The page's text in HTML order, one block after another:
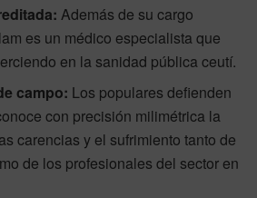
Además de su cargo
es un médico especialista que
en la sanidad pública ceutí.
campo: Los populares defienden
con precisión milimétrica la
carencias y el sufrimiento tanto de
de los profesionales del sector en